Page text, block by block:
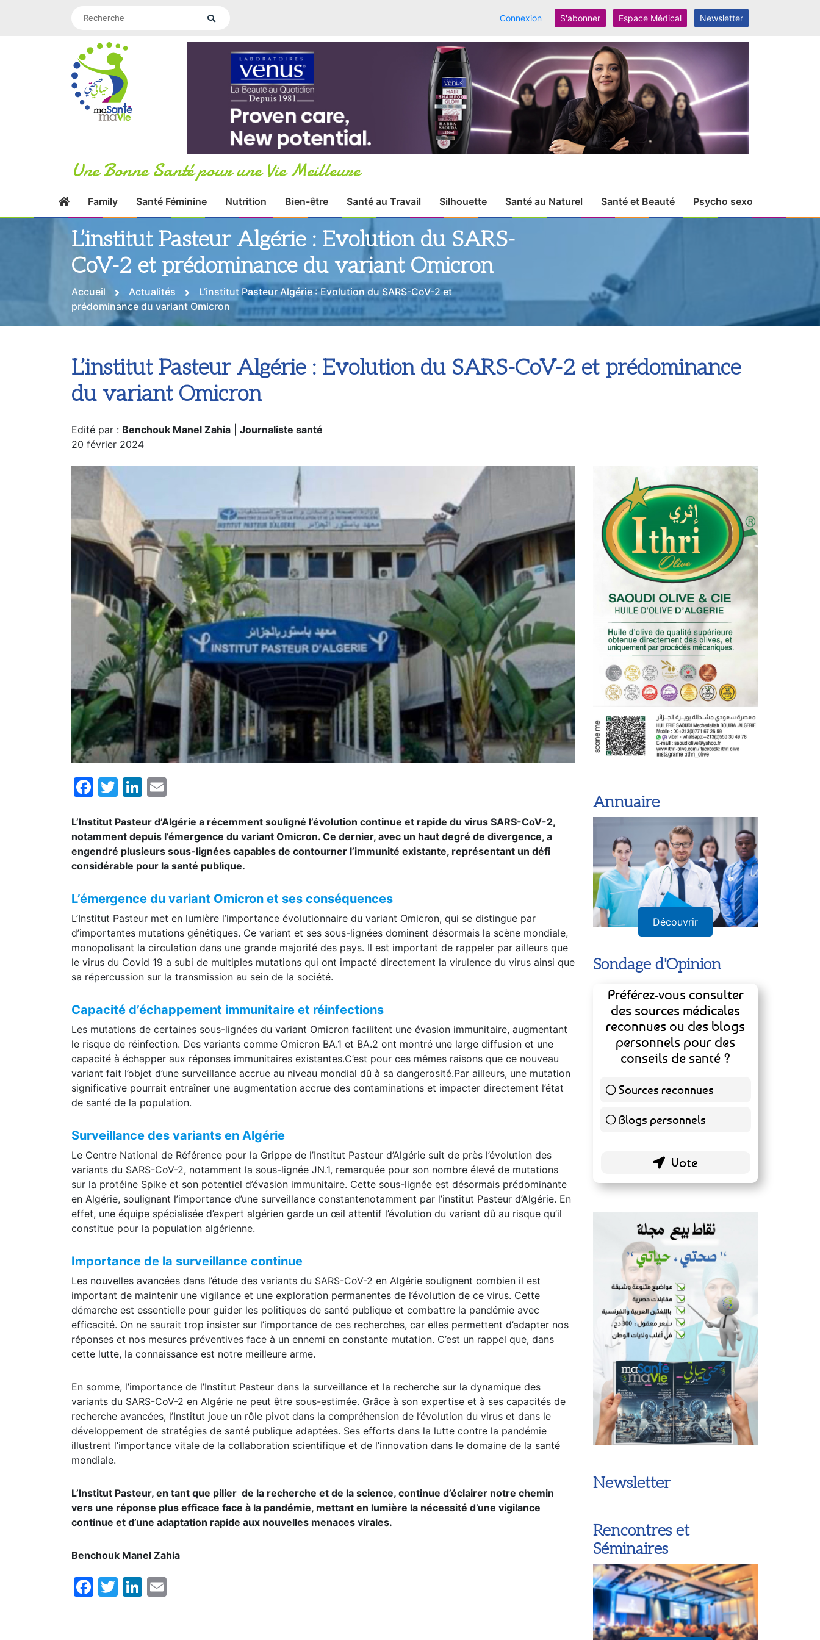
Connexion S'abonner Espace Médical Newsletter
Une Bonne Santé pour une Vie Meilleure
Family Santé Féminine Nutrition Bien-être Santé au Travail Silhouette Santé au Naturel Santé et Beauté Psycho sexo
L’institut Pasteur Algérie : Evolution du SARS-
CoV-2 et prédominance du variant Omicron
Accueil Actualités
L’institut Pasteur Algérie : Evolution du SARS-CoV-2 et
prédominance du variant Omicron
L’institut Pasteur Algérie : Evolution du SARS-CoV-2 et prédominance
du variant Omicron
Edité par : Benchouk Manel Zahia
Journaliste santé
20 février 2024
Facebook
TwitterLinkedIn
L’Institut Pasteur d’Algérie a récemment souligné l’évolution continue et rapide du virus SARS-CoV-2,
notamment depuis l’émergence du variant Omicron. Ce dernier, avec un haut degré de divergence, a
engendré plusieurs sous-lignées capables de contourner l’immunité existante, représentant un défi
considérable pour la santé publique.
L’émergence du variant Omicron et ses conséquences
L’Institut Pasteur met en lumière l’importance évolutionnaire du variant Omicron, qui se distingue par
d’importantes mutations génétiques. Ce variant et ses sous-lignées dominent désormais la scène mondiale,
monopolisant la circulation dans une grande majorité des pays. Il est important de rappeler par ailleurs que
le virus du Covid 19 a subi de multiples mutations qui ont impacté directement la virulence du virus ainsi que
sa répercussion sur la transmission au sein de la société.
Capacité d’échappement immunitaire et réinfections
Les mutations de certaines sous-lignées du variant Omicron facilitent une évasion immunitaire, augmentant
le risque de réinfection. Des variants comme Omicron BA.1 et BA.2 ont montré une large diffusion et une
capacité à échapper aux réponses immunitaires existantes.C’est pour ces mêmes raisons que ce nouveau
variant fait l’objet d’une surveillance accrue au niveau mondial dû à sa dangerosité.Par ailleurs, une mutation
significative pourrait entraîner une augmentation accrue des contaminations et impacter directement l’état
de santé de la population.
Surveillance des variants en Algérie
Le Centre National de Référence pour la Grippe de l’Institut Pasteur d’Algérie suit de près l’évolution des
variants du SARS-CoV-2, notamment la sous-lignée JN.1, remarquée pour son nombre élevé de mutations
sur la protéine Spike et son potentiel d’évasion immunitaire. Cette sous-lignée est désormais prédominante
en Algérie, soulignant l’importance d’une surveillance constantenotamment par l’institut Pasteur d’Algérie. En
effet, une équipe spécialisée d’expert algérien garde un œil attentif l’évolution du variant dû au risque qu’il
constitue pour la population algérienne.
Importance de la surveillance continue
Les nouvelles avancées dans l’étude des variants du SARS-CoV-2 en Algérie soulignent combien il est
important de maintenir une vigilance et une exploration permanentes de l’évolution de ce virus. Cette
démarche est essentielle pour guider les politiques de santé publique et combattre la pandémie avec
efficacité. On ne saurait trop insister sur l’importance de ces recherches, car elles permettent d’adapter nos
réponses et nos mesures préventives face à un ennemi en constante mutation. C’est un rappel que, dans
cette lutte, la connaissance est notre meilleure arme.
En somme, l’importance de l’Institut Pasteur dans la surveillance et la recherche sur la dynamique des
variants du SARS-CoV-2 en Algérie ne peut être sous-estimée. Grâce à son expertise et à ses capacités de
recherche avancées, l’Institut joue un rôle pivot dans la compréhension de l’évolution du virus et dans le
développement de stratégies de santé publique adaptées. Ses efforts dans la lutte contre la pandémie
illustrent l’importance vitale de la collaboration scientifique et de l’innovation dans le domaine de la santé
mondiale.
L’Institut Pasteur, en tant que pilier de la recherche et de la science, continue d’éclairer notre chemin
vers une réponse plus efficace face à la pandémie, mettant en lumière la nécessité d’une vigilance
continue et d’une adaptation rapide aux nouvelles menaces virales.
Benchouk Manel Zahia
Facebook
TwitterLinkedIn
Annuaire
Découvrir
Sondage d'Opinion
Préférez-vous consulter
des sources médicales
reconnues ou des blogs
personnels pour des
conseils de santé ?
Sources reconnues
140 ( 73.3 % )
Blogs personnels51 ( 26.7 % )
Newsletter
Rencontres et
Séminaires